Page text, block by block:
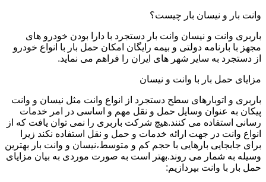
وانت بار و نیسان بار چیست؟
باربری وانت و نیسان وانت بار دستجرد با دارا بودن خودرو های
مجهز با بارنامه دولتی و بیمه رایگان امکان حمل بار با انواع خودرو
از دستجرد به سایر شهر های ایران را فراهم می نماید.
مزایای حمل بار با وانت و نیسان
باربری و اتوبارهای سطح دستجرد از انواع وانت مثل نیسان و وانت
پیکان به عنوان وسایل حمل و نقل مهم و اساسی در امر خدمات
رسانی استفاده می کنند.هیچ شرکت باربری را نمی توان یافت که از
انواع وانت در جهت ارائه خدمات و حمل و نقل استفاده نکند زیرا
برای جابجایی بارهایی با حجم کم و متوسط،نیسان و وانت بار بهترین
وسیله به شمار می روند.بهتر است به صورت موردی به بیان مزایای
حمل بار با وانت بپردازیم: